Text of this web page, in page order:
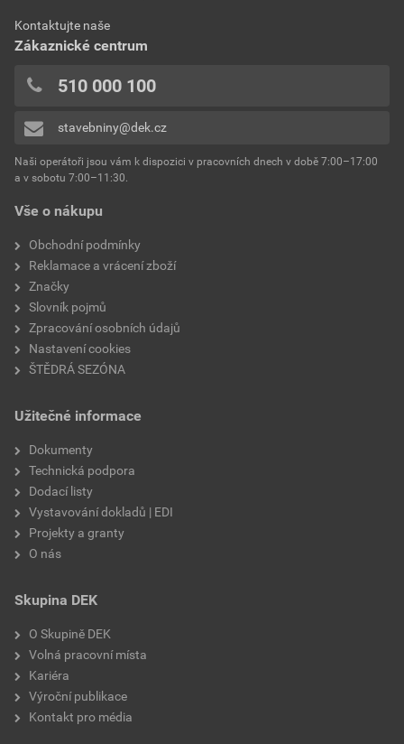
Vše o nákupu
Obchodní podmínky
Reklamace a vrácení zboží
Značky
Slovník pojmů
Zpracování osobních údajů
Nastavení cookies
ŠTĚDRÁ SEZÓNA
Užitečné informace
Dokumenty
Technická podpora
Dodací listy
Vystavování dokladů | EDI
Projekty a granty
O nás
Skupina DEK
O Skupině DEK
Volná pracovní místa
Kariéra
Výroční publikace
Kontakt pro média
Kontaktujte naše
Zákaznické centrum
510 000 100
stavebniny@dek.cz
Naši operátoři jsou vám k dispozici v pracovních dnech v době 7:00–17:00
a v sobotu 7:00–11:30.